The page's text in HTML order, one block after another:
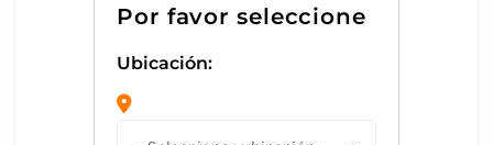
Ubicación: